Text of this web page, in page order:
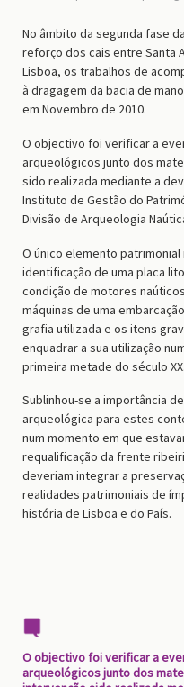
No âmbito da segunda fase
reforço dos cais entre Santa
Lisboa, os trabalhos de
à dragagem da bacia de
em Novembro de 2010.
O objectivo foi verificar a
arqueológicos junto dos
sido realizada mediante a
Instituto de Gestão do
Divisão de Arqueologia
O único elemento
identificação de uma placa
condição de motores
máquinas de uma
grafia utilizada e os itens
enquadrar a sua utilização
primeira metade do século XX.
Sublinhou-se a importância
arqueológica para estes
num momento em que
requalificação da frente
deveriam integrar a
realidades patrimoniais de
história de Lisboa e do País.
O objectivo foi verificar a
arqueológicos junto dos